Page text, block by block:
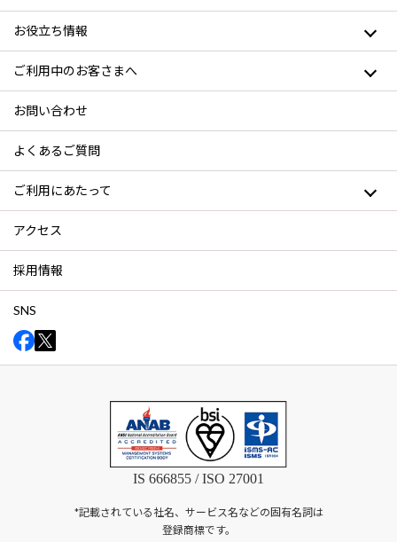
お役立ち情報
ご利用中のお客さまへ
お問い合わせ
よくあるご質問
ご利用にあたって
アクセス
採用情報
SNS
IS 666855 / ISO 27001
*記載されている社名、サービス名などの固有名詞は
登録商標です。